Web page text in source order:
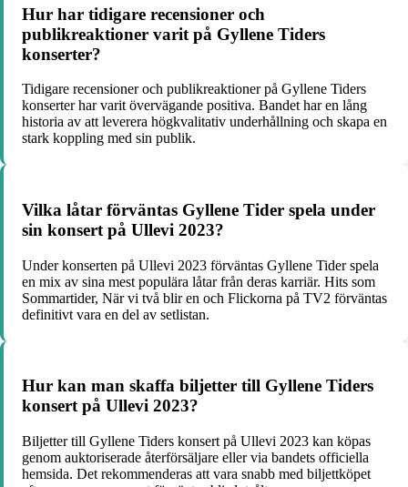
Hur har tidigare recensioner och
publikreaktioner varit på Gyllene Tiders
konserter?
Tidigare recensioner och publikreaktioner på Gyllene Tiders
konserter har varit övervägande positiva. Bandet har en lång
historia av att leverera högkvalitativ underhållning och skapa en
stark koppling med sin publik.
Vilka låtar förväntas Gyllene Tider spela under
sin konsert på Ullevi 2023?
Under konserten på Ullevi 2023 förväntas Gyllene Tider spela
en mix av sina mest populära låtar från deras karriär. Hits som
Sommartider, När vi två blir en och Flickorna på TV2 förväntas
definitivt vara en del av setlistan.
Hur kan man skaffa biljetter till Gyllene Tiders
konsert på Ullevi 2023?
Biljetter till Gyllene Tiders konsert på Ullevi 2023 kan köpas
genom auktoriserade återförsäljare eller via bandets officiella
hemsida. Det rekommenderas att vara snabb med biljettköpet